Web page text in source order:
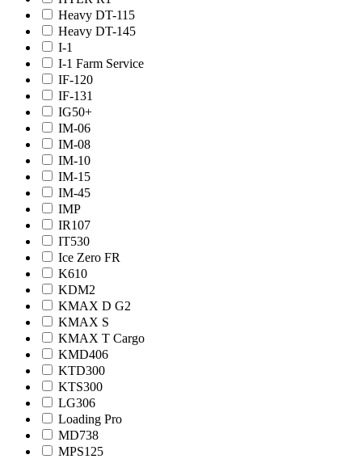
Heavy DT-115
Heavy DT-145
I-1
I-1 Farm Service
IF-120
IF-131
IG50+
IM-06
IM-08
IM-10
IM-15
IM-45
IMP
IR107
IT530
Ice Zero FR
K610
KDM2
KMAX D G2
KMAX S
KMAX T Cargo
KMD406
KTD300
KTS300
LG306
Loading Pro
MD738
MPS125